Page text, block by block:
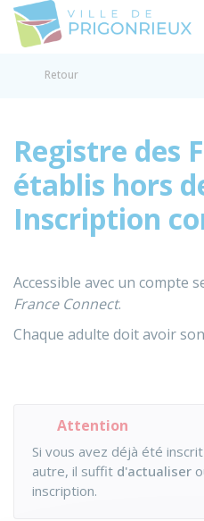
Retour
Registre des
établis hors
Inscription
Accessible avec un compte
France Connect.
Chaque adulte doit avoir
Attention
Si vous avez déjà été
autre, il suffit d'actualiser
inscription.